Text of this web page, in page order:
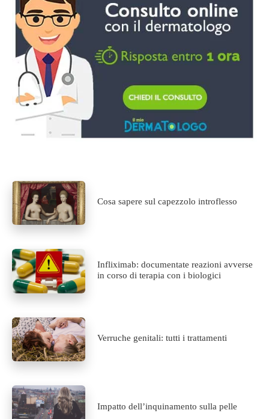
Cosa sapere sul capezzolo introflesso
Infliximab: documentate reazioni avverse
in corso di terapia con i biologici
Verruche genitali: tutti i trattamenti
Impatto dell’inquinamento sulla pelle